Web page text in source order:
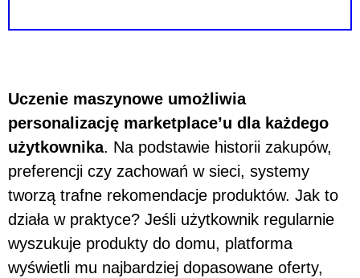
Uczenie maszynowe umożliwia
personalizację marketplace’u dla każdego
użytkownika. Na podstawie historii zakupów,
preferencji czy zachowań w sieci, systemy
tworzą trafne rekomendacje produktów. Jak to
działa w praktyce? Jeśli użytkownik regularnie
wyszukuje produkty do domu, platforma
wyświetli mu najbardziej dopasowane oferty,